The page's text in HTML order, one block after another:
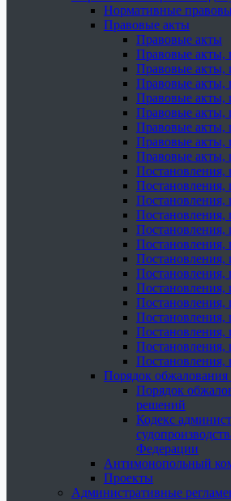
Нормативные
Правовые акты
Правовые акты
Правовые акты,
Правовые акты,
Правовые акты,
Правовые акты,
Правовые акты,
Правовые акты,
Правовые акты,
Правовые акты,
Постановления,
Постановления,
Постановления,
Постановления,
Постановления,
Постановления,
Постановления,
Постановления,
Постановления,
Постановления,
Постановления,
Постановления,
Постановления,
Постановления,
Порядок
Порядок
решений
Кодекс
Федерации
Антимонопольный
Проекты
Административные